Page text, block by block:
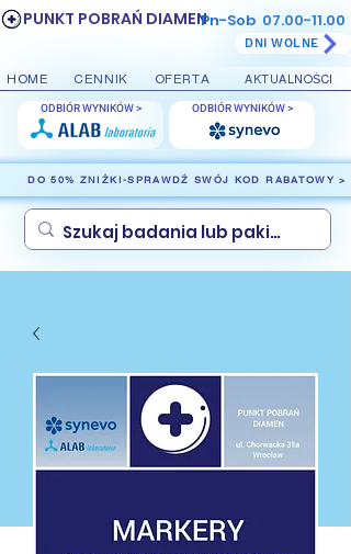
PUNKT POBRAŃ DIAMENPn-Sob 07.00-11.00
DNI WOLNE
HOME CENNIK OFERTA AKTUALNOŚCI
ODBIÓR WYNIKÓW > ODBIÓR WYNIKÓW >
DO 50% ZNIŻKI-SPRAWDŹ SWÓJ KOD RABATOWY >